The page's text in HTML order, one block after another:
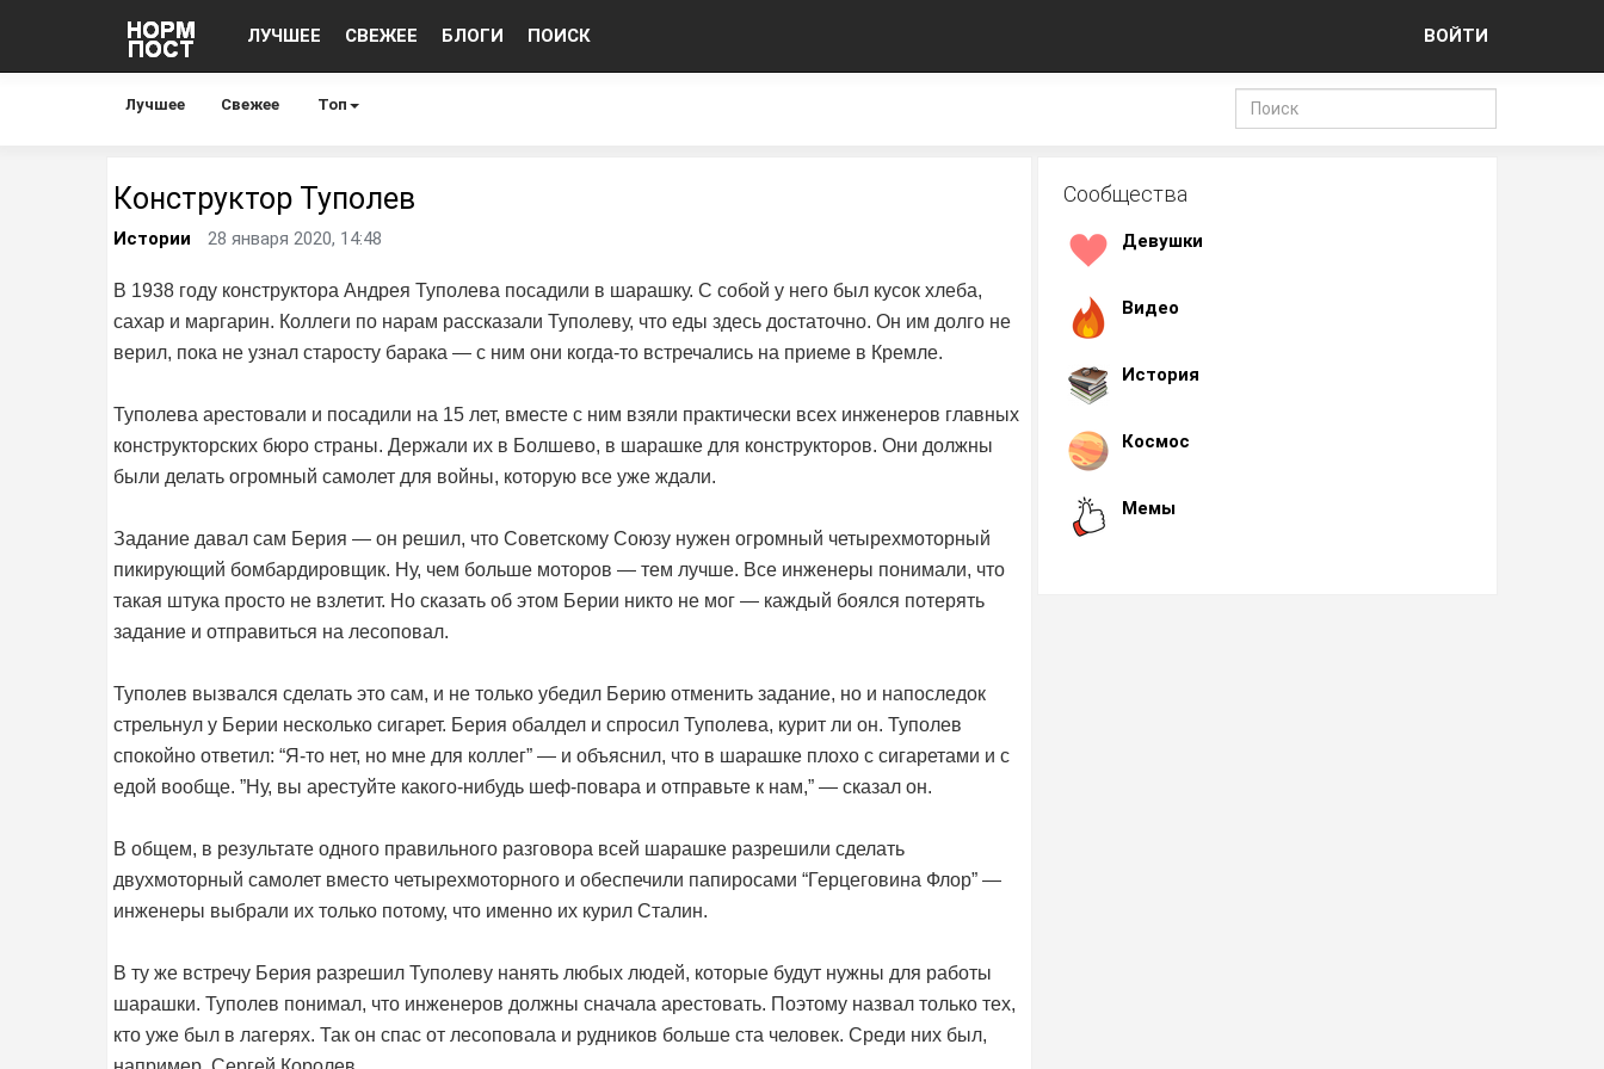
ЛУЧШЕЕ СВЕЖЕЕ БЛОГИ ПОИСК ВОЙТИ
Лучшее Свежее Топ
Конструктор Туполев
Истории 28 января 2020, 14:48
В 1938 году конструктора Андрея Туполева посадили в шарашку. С собой у него был кусок хлеба,
сахар и маргарин. Коллеги по нарам рассказали Туполеву, что еды здесь достаточно. Он им долго не
верил, пока не узнал старосту барака — с ним они когда-то встречались на приеме в Кремле.
Туполева арестовали и посадили на 15 лет, вместе с ним взяли практически всех инженеров главных
конструкторских бюро страны. Держали их в Болшево, в шарашке для конструкторов. Они должны
были делать огромный самолет для войны, которую все уже ждали.
Задание давал сам Берия — он решил, что Советскому Союзу нужен огромный четырехмоторный
пикирующий бомбардировщик. Ну, чем больше моторов — тем лучше. Все инженеры понимали, что
такая штука просто не взлетит. Но сказать об этом Берии никто не мог — каждый боялся потерять
задание и отправиться на лесоповал.
Туполев вызвался сделать это сам, и не только убедил Берию отменить задание, но и напоследок
стрельнул у Берии несколько сигарет. Берия обалдел и спросил Туполева, курит ли он. Туполев
спокойно ответил: “Я-то нет, но мне для коллег” — и объяснил, что в шарашке плохо с сигаретами и с
едой вообще. ”Ну, вы арестуйте какого-нибудь шеф-повара и отправьте к нам,” — сказал он.
В общем, в результате одного правильного разговора всей шарашке разрешили сделать
двухмоторный самолет вместо четырехмоторного и обеспечили папиросами “Герцеговина Флор” —
инженеры выбрали их только потому, что именно их курил Сталин.
В ту же встречу Берия разрешил Туполеву нанять любых людей, которые будут нужны для работы
шарашки. Туполев понимал, что инженеров должны сначала арестовать. Поэтому назвал только тех,
кто уже был в лагерях. Так он спас от лесоповала и рудников больше ста человек. Среди них был,
Сообщества
Девушки
Видео
История
Космос
Мемы